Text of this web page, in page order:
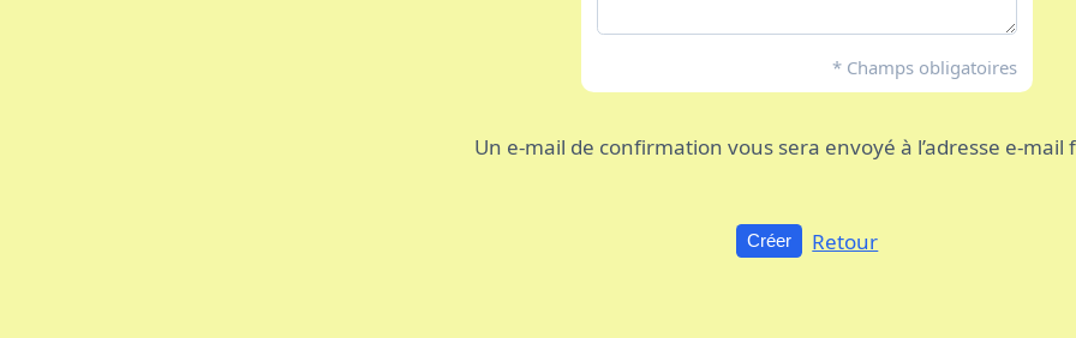
* Champs obligatoires
Un e-mail de confirmation vous sera envoyé à l’adresse e-mail
Retour